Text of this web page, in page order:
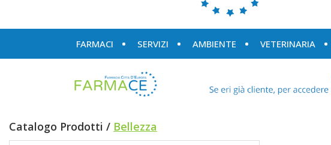
FARMACI SERVIZI AMBIENTE VETERINARIA
Catalogo Prodotti / Bellezza